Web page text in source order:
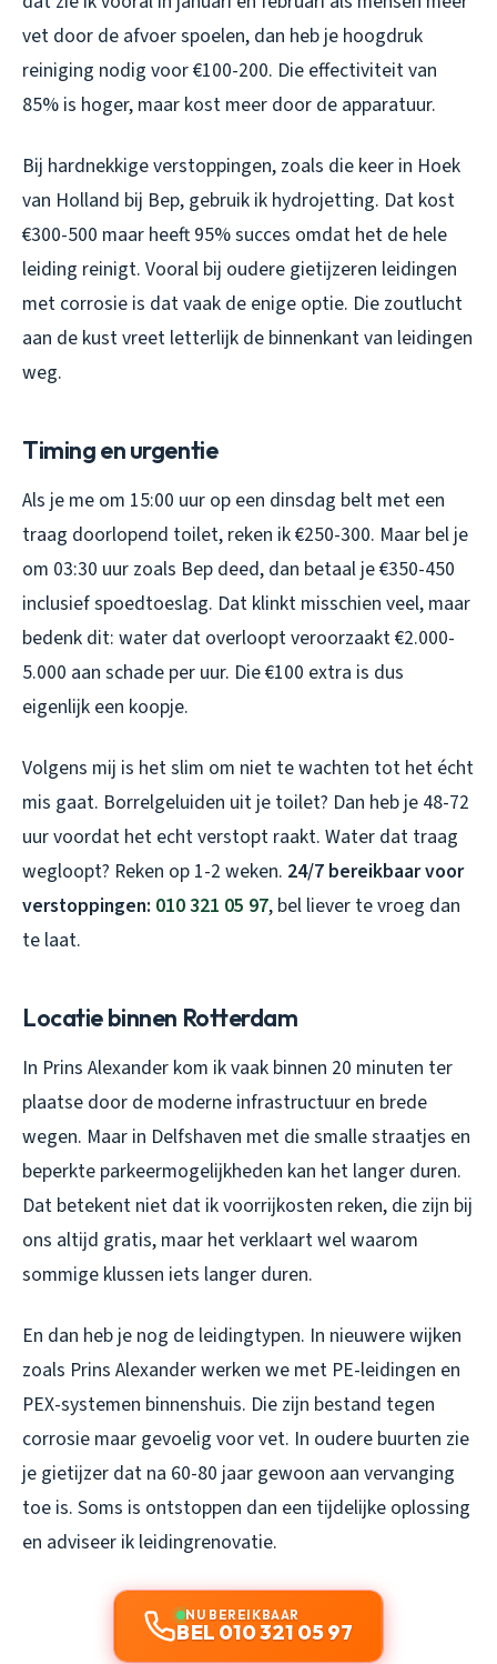
vet door de afvoer spoelen, dan heb je hoogdruk
reiniging nodig voor €100-200. Die effectiviteit van
85% is hoger, maar kost meer door de apparatuur.
Bij hardnekkige verstoppingen, zoals die keer in Hoek
van Holland bij Bep, gebruik ik hydrojetting. Dat kost
€300-500 maar heeft 95% succes omdat het de hele
leiding reinigt. Vooral bij oudere gietijzeren leidingen
met corrosie is dat vaak de enige optie. Die zoutlucht
aan de kust vreet letterlijk de binnenkant van leidingen
weg.
Timing en urgentie
Als je me om 15:00 uur op een dinsdag belt met een
traag doorlopend toilet, reken ik €250-300. Maar bel je
om 03:30 uur zoals Bep deed, dan betaal je €350-450
inclusief spoedtoeslag. Dat klinkt misschien veel, maar
bedenk dit: water dat overloopt veroorzaakt €2.000-
5.000 aan schade per uur. Die €100 extra is dus
eigenlijk een koopje.
Volgens mij is het slim om niet te wachten tot het écht
mis gaat. Borrelgeluiden uit je toilet? Dan heb je 48-72
uur voordat het echt verstopt raakt. Water dat traag
wegloopt? Reken op 1-2 weken. 24/7 bereikbaar voor
verstoppingen: 010 321 05 97, bel liever te vroeg dan
te laat.
Locatie binnen Rotterdam
In Prins Alexander kom ik vaak binnen 20 minuten ter
plaatse door de moderne infrastructuur en brede
wegen. Maar in Delfshaven met die smalle straatjes en
beperkte parkeermogelijkheden kan het langer duren.
Dat betekent niet dat ik voorrijkosten reken, die zijn bij
ons altijd gratis, maar het verklaart wel waarom
sommige klussen iets langer duren.
En dan heb je nog de leidingtypen. In nieuwere wijken
zoals Prins Alexander werken we met PE-leidingen en
PEX-systemen binnenshuis. Die zijn bestand tegen
corrosie maar gevoelig voor vet. In oudere buurten zie
je gietijzer dat na 60-80 jaar gewoon aan vervanging
toe is. Soms is ontstoppen dan een tijdelijke oplossing
en adviseer ik leidingrenovatie.
NU BEREIKBAAR
BEL 010 321 05 97